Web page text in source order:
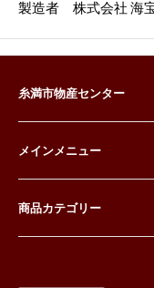
製造者 株式会社 海
糸満市物産センター
TEL：098-992-1030
メインメニュー
ホーム
店舗一覧
ネット商品販売
商品カテゴリー
沖縄そば